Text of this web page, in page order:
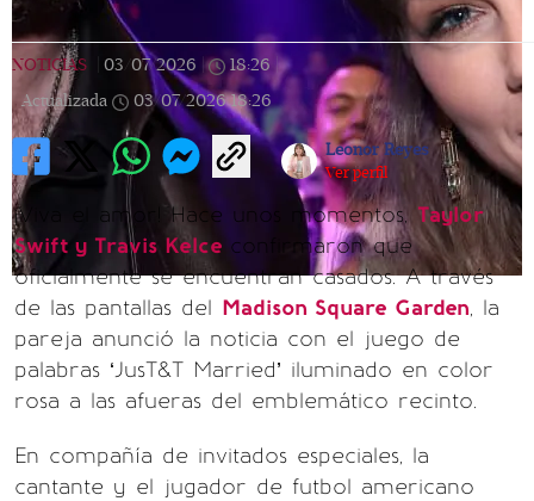
NOTICIAS 03/07/2026 18:26
Actualizada
03/07/2026 18:26
Leonor Reyes
Ver perfil
¡Viva el amor! Hace unos momentos, Taylor
Swift y Travis Kelce confirmaron que
oficialmente se encuentran casados. A través
de las pantallas del Madison Square Garden, la
pareja anunció la noticia con el juego de
palabras ‘JusT&T Married’ iluminado en color
rosa a las afueras del emblemático recinto.
En compañía de invitados especiales, la
cantante y el jugador de futbol americano